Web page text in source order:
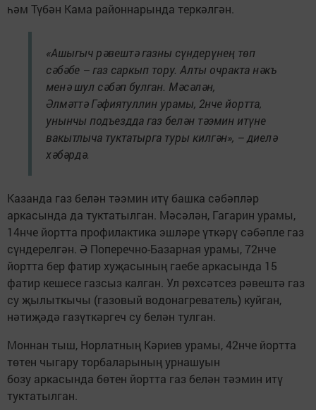
һәм Түбән Кама районнарында теркәлгән.
«Ашыгыч рәвештә газны сүндерүнең төп
сәбәбе – газ саркып тору. Алты очракта нәкъ
менә шул сәбәп булган. Мәсәлән,
Әлмәттә Гәфиятуллин урамы, 2нче йортта,
унынчы подъездда газ белән тәэмин итүне
вакытлыча туктатырга туры килгән», – диелә
хәбәрдә.
Казанда газ белән тәэмин итү башка сәбәпләр
аркасында да туктатылган. Мәсәлән, Гагарин урамы,
14нче йортта профилактика эшләре үткәрү сәбәпле газ
сүндерелгән. Ә Поперечно-Базарная урамы, 72нче
йортта бер фатир хуҗасының гаебе аркасында 15
фатир кешесе газсыз калган. Ул рөхсәтсез рәвештә газ
су җылыткычы (газовый водонагреватель) куйган,
нәтиҗәдә газүткәргеч су белән тулган.
Моннан тыш, Норлатның Кәриев урамы, 42нче йортта
төтен чыгару торбаларының урнашуын
бозу аркасында бөтен йортта газ белән тәэмин итү
туктатылган.